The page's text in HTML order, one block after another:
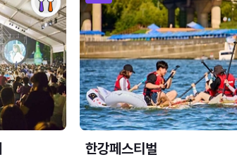
한강페스티벌